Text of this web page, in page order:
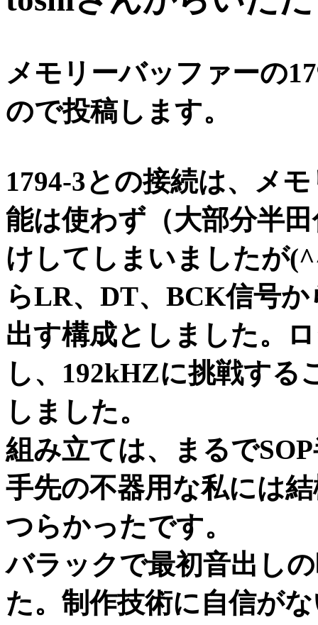
メモリーバッファーの
ので投稿します。
1794-3との接続は、メ
能は使わず（大部分半
けしてしまいましたが
らLR、DT、BCK信号か
出す構成としました。
し、192kHZに挑戦する
しました。
組み立ては、まるで
手先の不器用な私には
つらかったです。
バラックで最初音出し
た。制作技術に自信が